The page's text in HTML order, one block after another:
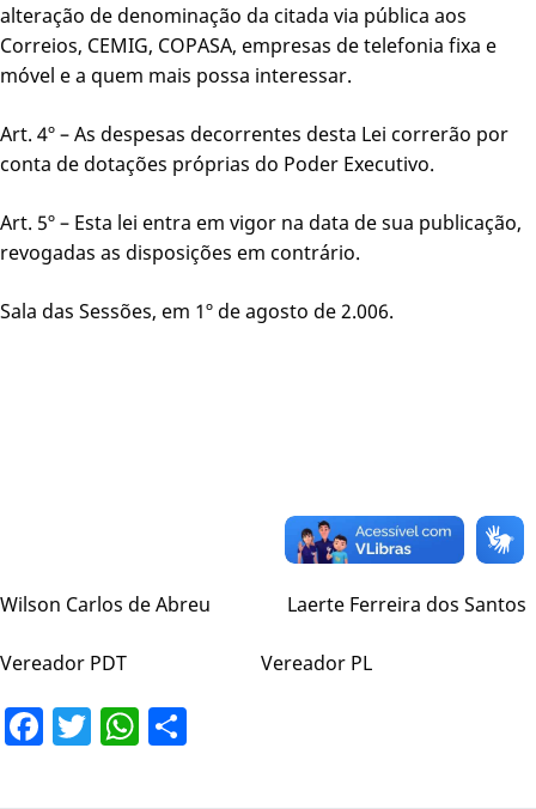
alteração de denominação da citada via pública aos
Correios, CEMIG, COPASA, empresas de telefonia fixa e
móvel e a quem mais possa interessar.
Art. 4º – As despesas decorrentes desta Lei correrão por
conta de dotações próprias do Poder Executivo.
Art. 5º – Esta lei entra em vigor na data de sua publicação,
revogadas as disposições em contrário.
Sala das Sessões, em 1º de agosto de 2.006.
Wilson Carlos de Abreu Laerte Ferreira dos Santos
Vereador PDT Vereador PL
Facebook
TwitterWhatsApp